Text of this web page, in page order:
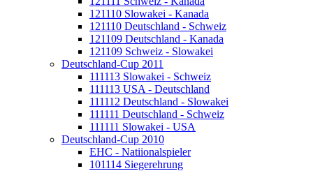
121110 Slowakei - Kanada
121110 Deutschland - Schweiz
121109 Deutschland - Kanada
121109 Schweiz - Slowakei
Deutschland-Cup 2011
111113 Slowakei - Schweiz
111113 USA - Deutschland
111112 Deutschland - Slowakei
111111 Deutschland - Schweiz
111111 Slowakei - USA
Deutschland-Cup 2010
EHC - Natiionalspieler
101114 Siegerehrung